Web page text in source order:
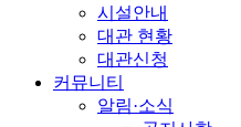
시설안내
대관 현황
대관신청
커뮤니티
알림·소식